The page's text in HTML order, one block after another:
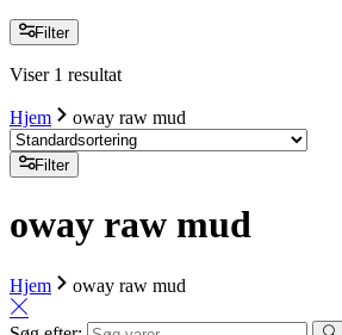
Filter
Viser 1 resultat
Hjem oway raw mud
Filter
oway raw mud
Hjem oway raw mud